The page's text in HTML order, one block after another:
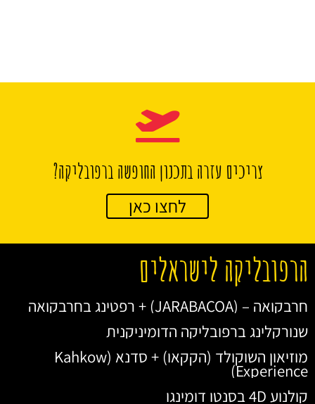
צריכים עזרה בתכנון החופשה ברפובליקה?
לחצו כאן
הרפובליקה לישראלים
חרבקואה – (JARABACOA) + רפטינג בחרבקואה
שנורקלינג ברפובליקה הדומיניקנית
מוזיאון השוקולד (הקקאו) + סדנא (Kahkow
Experience)
קולנוע 4D בסנטו דומינגו